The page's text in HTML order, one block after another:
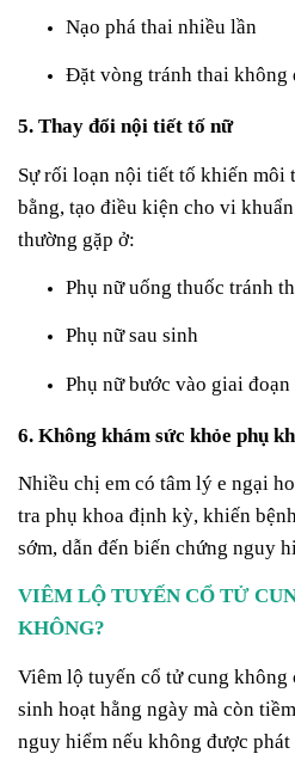
Nạo phá thai nhiều lần
Đặt vòng tránh thai không
5. Thay đổi nội tiết tố nữ
Sự rối loạn nội tiết tố khiến môi
bằng, tạo điều kiện cho vi
thường gặp ở:
Phụ nữ uống thuốc tránh
Phụ nữ sau sinh
Phụ nữ bước vào giai
6. Không khám sức khỏe phụ
Nhiều chị em có tâm lý e ngại
tra phụ khoa định kỳ, khiến
sớm, dẫn đến biến chứng nguy
VIÊM LỘ TUYẾN CỔ TỬ
KHÔNG?
Viêm lộ tuyến cổ tử cung
sinh hoạt hằng ngày mà còn
nguy hiểm nếu không được